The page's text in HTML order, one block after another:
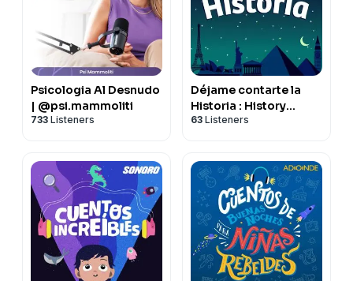
Psicologia Al Desnudo
| @psi.mammoliti
733 Listeners
Déjame contarte la
Historia : History
Stories in Spanish for
63 Listeners